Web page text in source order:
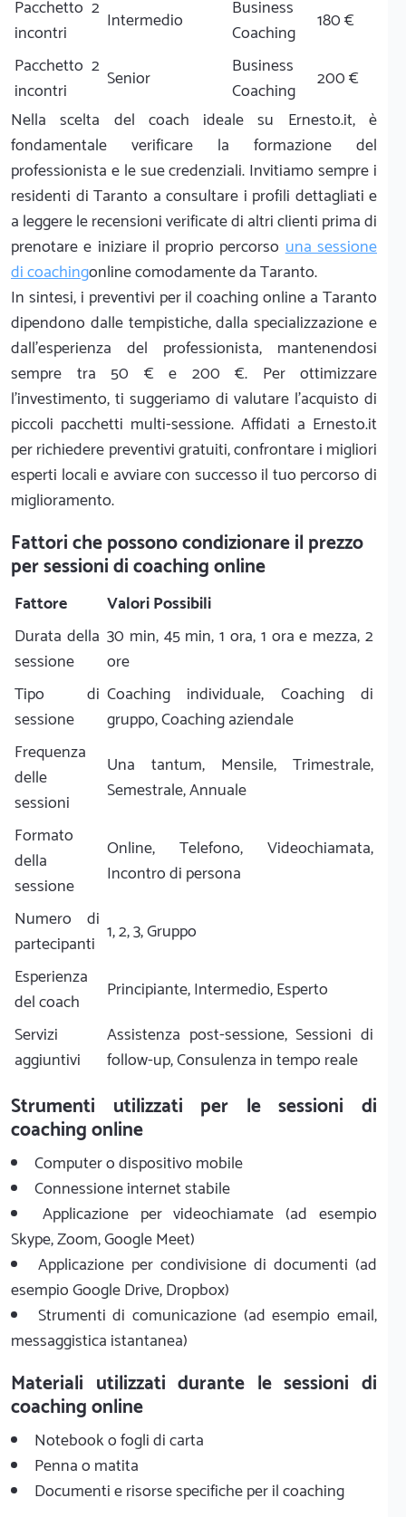
Pacchetto 2
incontri
Intermedio
Business
Coaching
180 €
Pacchetto 2
incontri
Senior
Business
Coaching
200 €
Nella scelta del coach ideale su Ernesto.it, è
fondamentale verificare la formazione del
professionista e le sue credenziali. Invitiamo sempre i
residenti di Taranto a consultare i profili dettagliati e
a leggere le recensioni verificate di altri clienti prima di
prenotare e iniziare il proprio percorsouna sessione
di coachingonline comodamente da Taranto.
In sintesi, i preventivi per il coaching online a Taranto
dipendono dalle tempistiche, dalla specializzazione e
dall'esperienza del professionista, mantenendosi
sempre tra 50 € e 200 €. Per ottimizzare
l'investimento, ti suggeriamo di valutare l'acquisto di
piccoli pacchetti multi-sessione. Affidati a Ernesto.it
per richiedere preventivi gratuiti, confrontare i migliori
esperti locali e avviare con successo il tuo percorso di
miglioramento.
Fattori che possono condizionare il prezzo
per sessioni di coaching online
Fattore
Valori Possibili
Durata della
sessione
30 min, 45 min, 1 ora, 1 ora e mezza, 2
ore
Tipo di
sessione
Coaching individuale, Coaching di
gruppo, Coaching aziendale
Frequenza
delle
sessioni
Una tantum, Mensile, Trimestrale,
Semestrale, Annuale
Formato
della
sessione
Online, Telefono, Videochiamata,
Incontro di persona
Numero di
partecipanti 1, 2, 3, Gruppo
Esperienza
del coach
Principiante, Intermedio, Esperto
Servizi
aggiuntivi
Assistenza post-sessione, Sessioni di
follow-up, Consulenza in tempo reale
Strumenti utilizzati per le sessioni di
coaching online
Computer o dispositivo mobile
Connessione internet stabile
Applicazione per videochiamate (ad esempio
Skype, Zoom, Google Meet)
Applicazione per condivisione di documenti (ad
esempio Google Drive, Dropbox)
Strumenti di comunicazione (ad esempio email,
messaggistica istantanea)
Materiali utilizzati durante le sessioni di
coaching online
Notebook o fogli di carta
Penna o matita
Documenti e risorse specifiche per il coaching